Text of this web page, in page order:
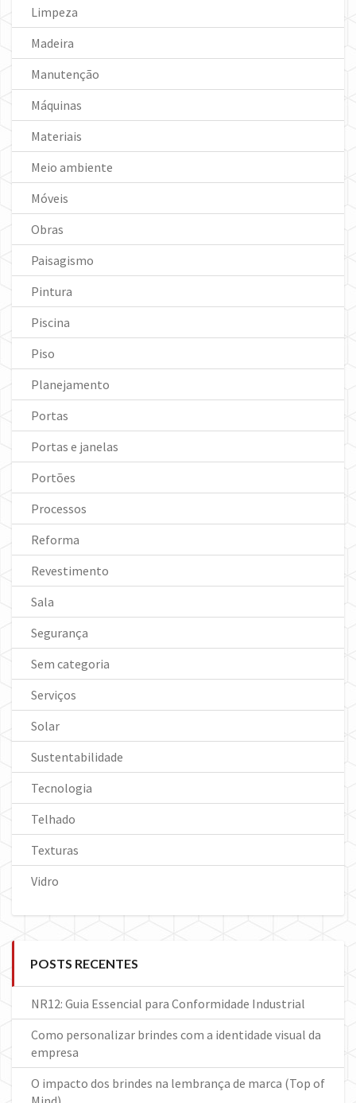
Limpeza
Madeira
Manutenção
Máquinas
Materiais
Meio ambiente
Móveis
Obras
Paisagismo
Pintura
Piscina
Piso
Planejamento
Portas
Portas e janelas
Portões
Processos
Reforma
Revestimento
Sala
Segurança
Sem categoria
Serviços
Solar
Sustentabilidade
Tecnologia
Telhado
Texturas
Vidro
POSTS RECENTES
NR12: Guia Essencial para Conformidade Industrial
Como personalizar brindes com a identidade visual da
empresa
O impacto dos brindes na lembrança de marca (Top of